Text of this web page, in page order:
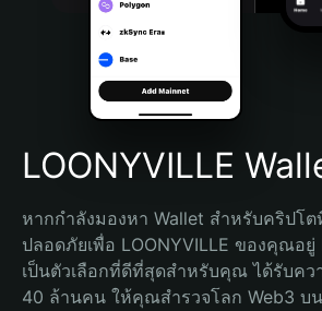
Português (Brasil)
Español (Argentina)
LOONYVILLE
หากกำลังมองหา Wallet สำหรับคริปโต
ปลอดภัยเพื่อ LOONYVILLE ของคุณอยู่
เป็นตัวเลือกที่ดีที่สุดสำหรับคุณ ได้รับคว
40 ล้านคน ให้คุณสำรวจโลก Web3 บ